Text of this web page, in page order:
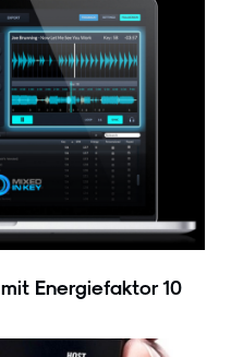
Energiefaktor 10